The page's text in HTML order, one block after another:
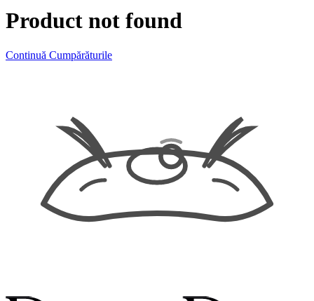
Product not found
Continuă Cumpărăturile